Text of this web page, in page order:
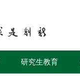
研究生教育